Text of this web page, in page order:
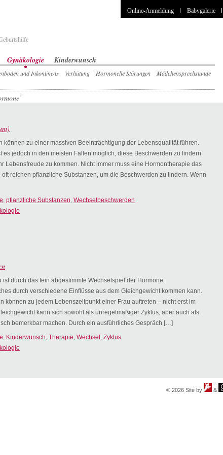
Gynäkologie Kinderwunsch
und Inkontinenz Verhütung Hormonelle Störungen
Mädchensprechstunde
Online-Anmeldung Babygalerie
können zu einer massiven Beeinträchtigung der Lebensqualität führen.
es jedoch in den meisten Fällen möglich, diese Beschwerden zu lindern
Lebensfreude zu kommen. Nicht immer muss eine Hormontherapie das
oft reichen pflanzliche Substanzen, um die Beschwerden zu lindern. Wenn
pflanzliche Substanzen Wechselbeschwerden
ist durch das fein abgestimmte Wechselspiel der Hormone
durch verschiedene Einflüsse aus dem Gleichgewicht kommen kann.
können zu jedem Lebenszeitpunkt einer Frau auftreten – nicht erst im
kann sich sowohl als unregelmäßiger Zyklus, aber auch als
bemerkbar machen. Durch ein ausführliches Gespräch […]
, Kinderwunsch, Therapie, Wechsel , Zyklus
© 2026 Site by &